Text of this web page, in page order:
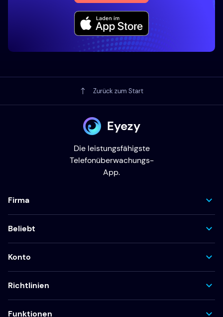
Zurück zum Start
Eyezy
Die leistungsfähigste
Telefonüberwachungs-
App.
Firma
Beliebt
Konto
Richtlinien
Funktionen